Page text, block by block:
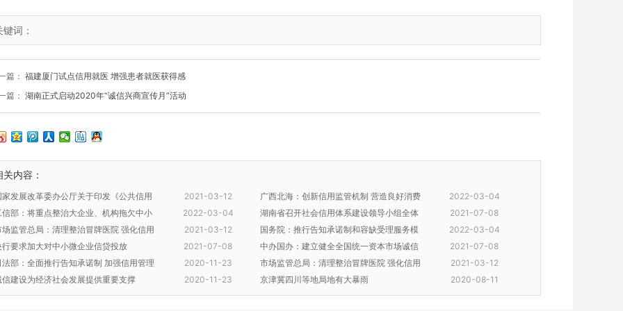
键词：
篇： 福建厦门试点信用就医 增强患者就医获得感
篇： 湖南正式启动2020年“诚信兴商宣传月”活动
关内容：
2021-03-12
家发展改革委办公厅关于印发《公共信用
息报告标准(2021年版)》的通知
2022-03-04
广西北海：创新信用监管机制 营造良好消费
环境
2022-03-04
信部：将重点整治大企业、机构拖欠中小
业款项
2021-07-08
湖南省召开社会信用体系建设领导小组全体
会议
2021-03-12
场监管总局：清理整治冒牌医院 强化信用
管
2022-03-04
国务院：推行告知承诺制和容缺受理服务模
式
2021-07-08
行要求加大对中小微企业信贷投放 2021-07-08
中办国办：建立健全全国统一资本市场诚信
档案
2020-11-23
法部：全面推行告知承诺制 加强信用管理
度建设
2021-03-12
市场监管总局：清理整治冒牌医院 强化信用
监管
2020-11-23
信建设为经济社会发展提供重要支撑 2020-08-11
京津冀四川等地局地有大暴雨